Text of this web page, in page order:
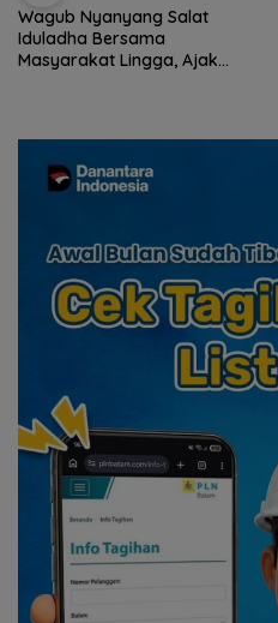
Wagub Nyanyang Salat
Iduladha Bersama
Masyarakat Lingga, Ajak